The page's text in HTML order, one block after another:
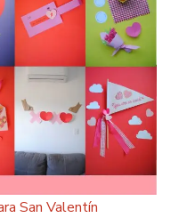
San Valentín